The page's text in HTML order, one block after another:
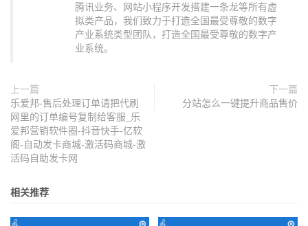
腾讯业务、网站小程序开发搭建一条龙等所有虚
拟类产品，我们致力于打造全国最受尊敬的数字
产业系统类型团队，打造全国最受尊敬的数字产
业系统。
上一篇
乐爱邦-售后处理订单请把代刷
网里的订单编号复制给客服_乐
爱邦营销软件圈-抖音快手-亿软
阁-自动发卡商城-激活码商城-激
活码自助发卡网
下一篇
分站怎么一键提升商品售价
相关推荐